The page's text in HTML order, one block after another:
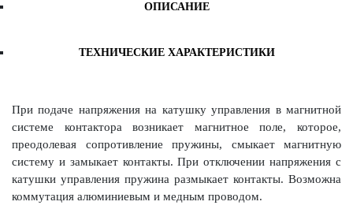
ОПИСАНИЕ
ТЕХНИЧЕСКИЕ ХАРАКТЕРИСТИКИ
При подаче напряжения на катушку управления в магнитной
системе контактора возникает магнитное поле, которое,
преодолевая сопротивление пружины, смыкает магнитную
систему и замыкает контакты. При отключении напряжения с
катушки управления пружина размыкает контакты. Возможна
коммутация алюминиевым и медным проводом.